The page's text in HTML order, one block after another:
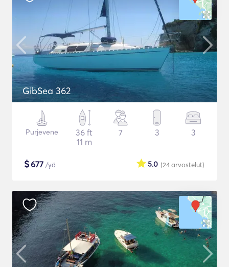
GibSea 362
Purjevene
36 ft
11 m
7 3 3
$677 /yö (24arvostelut)
5.0